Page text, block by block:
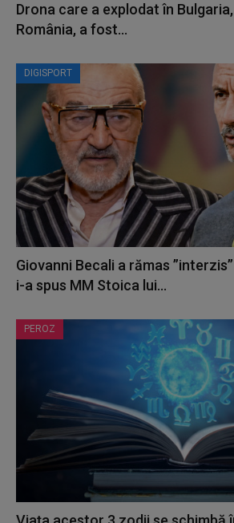
Drona care a explodat în
România, a fost...
DIGISPORT
Giovanni Becali a rămas
i-a spus MM Stoica lui...
PEROZ